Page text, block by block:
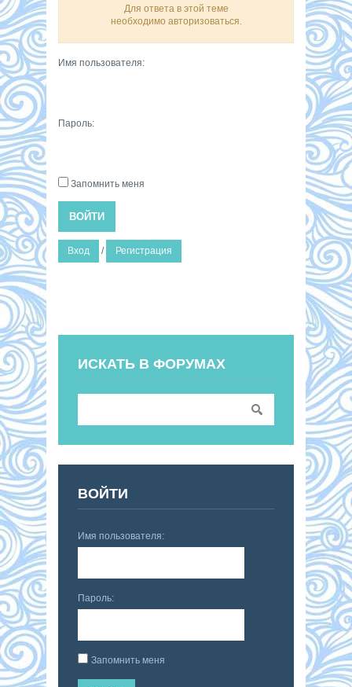
Для ответа в этой теме
необходимо авторизоваться.
Имя пользователя:
Пароль:
Запомнить меня
ВОЙТИ
Вход / Регистрация
ИСКАТЬ В ФОРУМАХ
ВОЙТИ
Имя пользователя:
Пароль:
Запомнить меня